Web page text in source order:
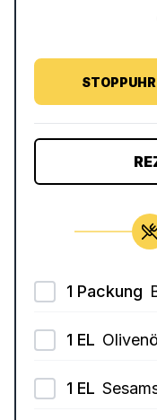
STOPPUHR
1 Packung
1 EL
1 EL